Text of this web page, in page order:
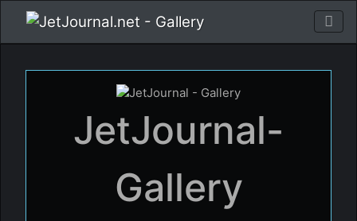
JetJournal-
Gallery